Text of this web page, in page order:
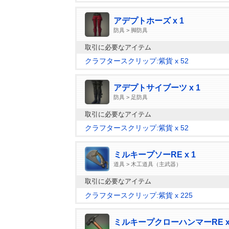
アデプトホーズ x 1
防具 > 脚防具
取引に必要なアイテム
クラフタースクリップ:紫貨 x 52
アデプトサイブーツ x 1
防具 > 足防具
取引に必要なアイテム
クラフタースクリップ:紫貨 x 52
ミルキープソーRE x 1
道具 > 木工道具（主武器）
取引に必要なアイテム
クラフタースクリップ:紫貨 x 225
ミルキープクローハンマーRE